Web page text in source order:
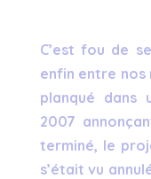
C’est fou de
enfin entre nos
planqué dans
2007
terminé, le
s’était vu